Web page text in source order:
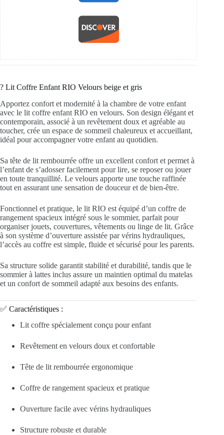
?️ Lit Coffre Enfant RIO Velours beige et gris
Apportez confort et modernité à la chambre de votre enfant
avec le lit coffre enfant RIO en velours. Son design élégant et
contemporain, associé à un revêtement doux et agréable au
toucher, crée un espace de sommeil chaleureux et accueillant,
idéal pour accompagner votre enfant au quotidien.
Sa tête de lit rembourrée offre un excellent confort et permet à
l’enfant de s’adosser facilement pour lire, se reposer ou jouer
en toute tranquillité. Le velours apporte une touche raffinée
tout en assurant une sensation de douceur et de bien-être.
Fonctionnel et pratique, le lit RIO est équipé d’un coffre de
rangement spacieux intégré sous le sommier, parfait pour
organiser jouets, couvertures, vêtements ou linge de lit. Grâce
à son système d’ouverture assistée par vérins hydrauliques,
l’accès au coffre est simple, fluide et sécurisé pour les parents.
Sa structure solide garantit stabilité et durabilité, tandis que le
sommier à lattes inclus assure un maintien optimal du matelas
et un confort de sommeil adapté aux besoins des enfants.
✅ Caractéristiques :
Lit coffre spécialement conçu pour enfant
Revêtement en velours doux et confortable
Tête de lit rembourrée ergonomique
Coffre de rangement spacieux et pratique
Ouverture facile avec vérins hydrauliques
Structure robuste et durable